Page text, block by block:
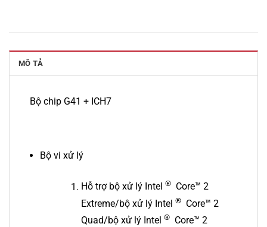
MÔ TẢ
Bộ chip G41 + ICH7
Bộ vi xử lý
Hỗ trợ bộ xử lý Intel ®Core™ 2
Extreme/bộ xử lý Intel ®Core™ 2
Quad/bộ xử lý Intel ®Core™ 2